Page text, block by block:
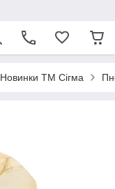
Новинки ТМ Сігма